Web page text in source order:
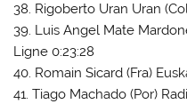
38. Rigoberto Uran Uran
39. Luis Angel Mate
Ligne 0:23:28
40. Romain Sicard (Fra)
41. Tiago Machado (Por)